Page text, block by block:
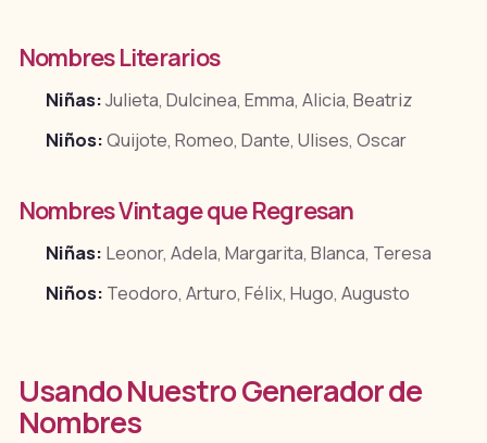
Nombres Literarios
Niñas:Julieta, Dulcinea, Emma, Alicia, Beatriz
Niños:Quijote, Romeo, Dante, Ulises, Oscar
Nombres Vintage que Regresan
Niñas: Leonor, Adela, Margarita, Blanca, Teresa
Niños: Teodoro, Arturo, Félix, Hugo, Augusto
Usando Nuestro Generador de
Nombres